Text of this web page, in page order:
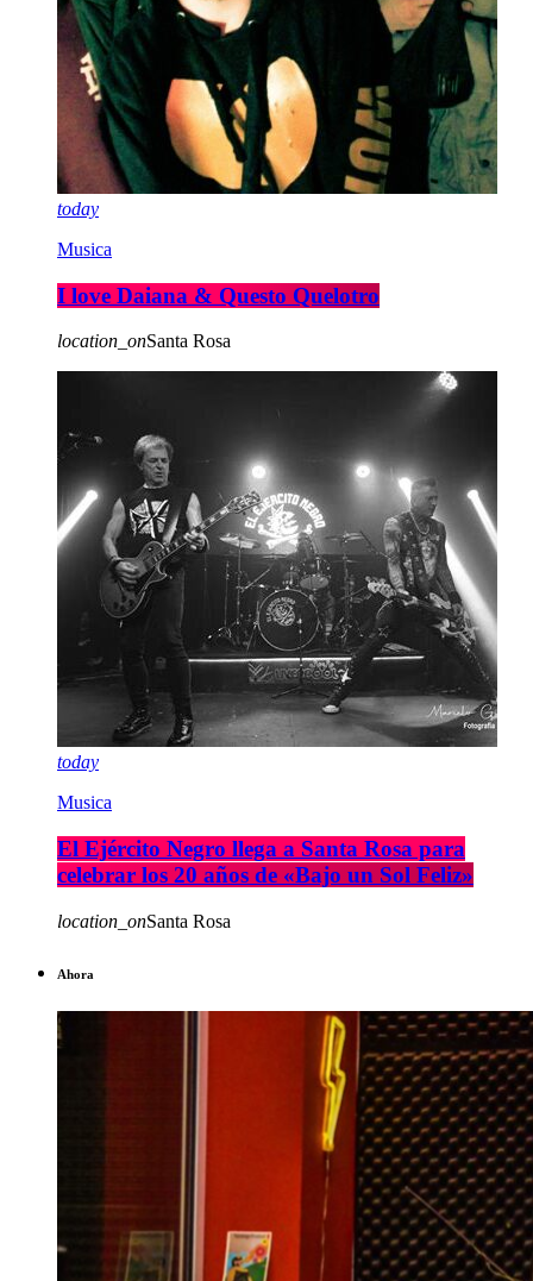
today
Musica
I love Daiana & Questo Quelotro
location_onSanta Rosa
today
Musica
El Ejército Negro llega a Santa Rosa para
celebrar los 20 años de «Bajo un Sol Feliz»
location_onSanta Rosa
Ahora